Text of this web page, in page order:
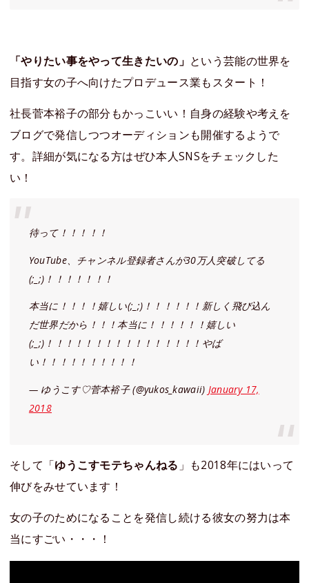
「やりたい事をやって生きたいの」 という芸能の世界を
目指す女の子へ向けたプロデュース業もスタート！
社長菅本裕子の部分もかっこいい！自身の経験や考えを
ブログで発信しつつオーディションも開催するようで
す。詳細が気になる方はぜひ本人SNSをチェックした
い！
待って！！！！！
YouTube、チャンネル登録者さんが30万人突破してる
(;_;)！！！！！！！
本当に！！！！嬉しい(;_;)！！！！！！新しく飛び込ん
だ世界だから！！！本当に！！！！！！嬉しい
(;_;)！！！！！！！！！！！！！！！！やば
い！！！！！！！！！！
— ゆうこす♡菅本裕子 (@yukos_kawaii) January 17,
2018
そして「ゆうこすモテちゃんねる 」も2018年にはいって
伸びをみせています！
女の子のためになることを発信し続ける彼女の努力は本
当にすごい・・・！